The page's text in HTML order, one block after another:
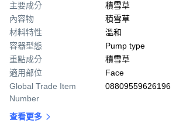
主要成分
積雪草
內容物
積雪草
材料特性
溫和
容器型態
Pump type
重點成分
積雪草
適用部位
Face
Global Trade Item
Number
08809559626196
查看更多